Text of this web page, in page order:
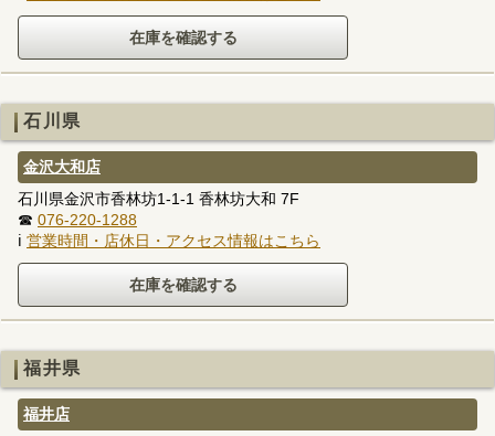
石川県
金沢大和店
石川県金沢市香林坊1-1-1 香林坊大和 7F
☎ 076-220-1288
ℹ 営業時間・店休日・アクセス情報はこちら
福井県
福井店